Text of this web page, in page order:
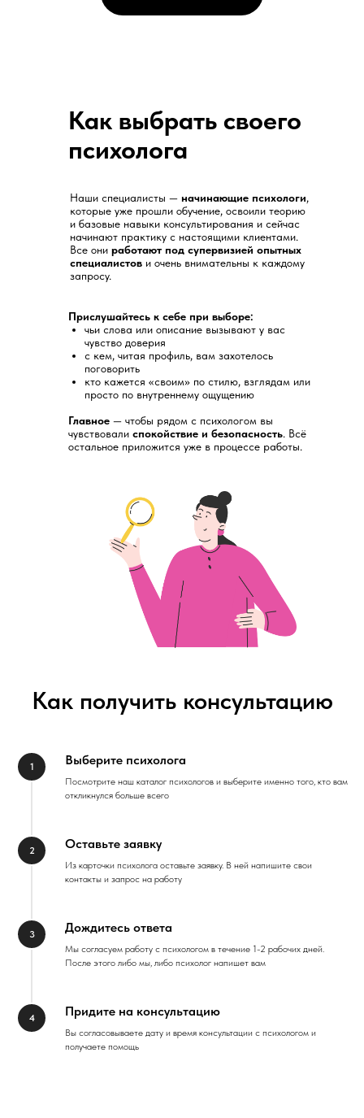
Как выбрать своего
психолога
Наши специалисты — начинающие психологи,
которые уже прошли обучение, освоили теорию
и базовые навыки консультирования и сейчас
начинают практику с настоящими клиентами.
Все они работают под супервизией опытных
специалистов и очень внимательны к каждому
запросу.
Прислушайтесь к себе при выборе:
чьи слова или описание вызывают у вас
чувство доверия
с кем, читая профиль, вам захотелось
поговорить
кто кажется «своим» по стилю, взглядам или
просто по внутреннему ощущению
Главное — чтобы рядом с психологом вы
чувствовали спокойствие и безопасность. Всё
остальное приложится уже в процессе работы.
Как получить консультацию
Выберите психолога
Посмотрите наш каталог психологов и выберите именно того, кто вам
откликнулся больше всего
Оставьте заявку
Из карточки психолога оставьте заявку. В ней напишите свои
контакты и запрос на работу
Дождитесь ответа
Мы согласуем работу с психологом в течение 1-2 рабочих дней.
После этого либо мы, либо психолог напишет вам
Придите на консультацию
Вы согласовываете дату и время консультации с психологом и
получаете помощь